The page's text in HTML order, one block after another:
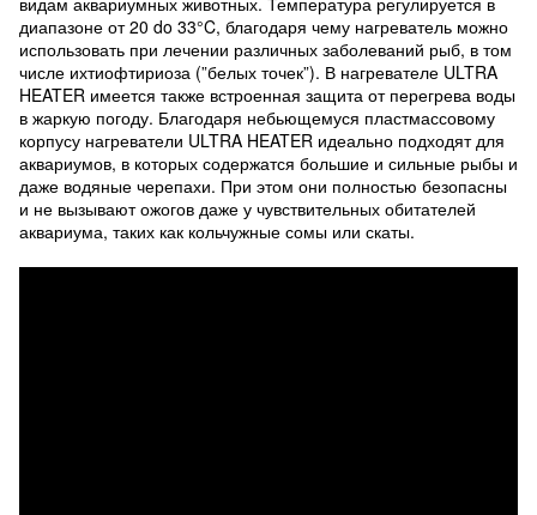
диапазоне от 20 do 33°C, благодаря чему нагреватель можно
использовать при лечении различных заболеваний рыб, в том
числе ихтиофтириоза (”белых точек”). В нагревателе ULTRA
HEATER имеется также встроенная защита от перегрева воды
в жаркую погоду. Благодаря небьющемуся пластмассовому
корпусу нагреватели ULTRA HEATER идеально подходят для
аквариумов, в которых содержатся большие и сильные рыбы и
даже водяные черепахи. При этом они полностью безопасны
и не вызывают ожогов даже у чувствительных обитателей
аквариума, таких как кольчужные сомы или скаты.